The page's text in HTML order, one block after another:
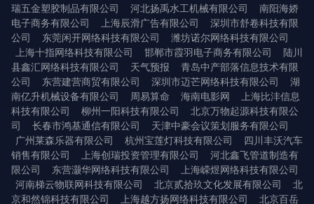
瑞五金塑胶制品有限公司
河北扬禹水工机械有限公司
南阳海娇
电子商务有限公司
上海辰滑广告有限公司
深圳市舒卷科技有限
公司
东莞闲开网络科技有限公司
潍坊诺尔网络科技有限公司
上海十指网络科技有限公司
邯郸市霞羽电子商务有限公司
陆川
县鑫汇网络科技有限公司
天气预报
青岛中产部落信息技术有限
公司
东营建营商贸有限公司 深圳市迈芒网络科技有限公司
湖
南亿升机械设备有限公司
周易算命 海南电影网
上海比沣信息
科技有限公司
柳州一阳科技有限公司
北京万物起源科技有限公
司
长春市鸿基通信有限公司
天津中豪会议策划服务有限公司
广州莱森乐器有限公司
杭州宝莲灯科技有限公司
四川丰沃汽车
销售有限公司
上海创瑞投资管理有限公司
河北鑫飞管道制造有
限公司
东营灏华网络科技有限公司
上海嵘煜网络科技有限公司
河南梯云物联网科技有限公司
北京贰拾玖文化发展有限公司
北
京和然锦科技有限公司
上海越方扬网络科技有限公司 北京百岳